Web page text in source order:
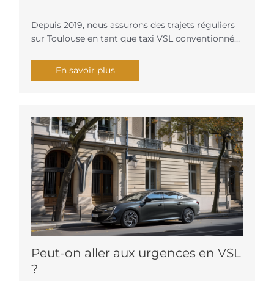
Depuis 2019, nous assurons des trajets réguliers
sur Toulouse en tant que taxi VSL conventionné…
En savoir plus
Peut-on aller aux urgences en VSL
?